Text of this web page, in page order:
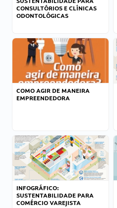
CONSULTÓRIOS E CLÍNICAS
ODONTOLÓGICAS
COMO AGIR DE MANEIRA
EMPREENDEDORA
INFOGRÁFICO:
SUSTENTABILIDADE PARA
COMÉRCIO VAREJISTA